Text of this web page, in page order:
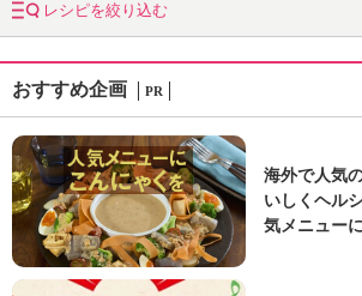
レシピを絞り込む
おすすめ企画 PR
海外で人気
いしくヘル
気メニュー